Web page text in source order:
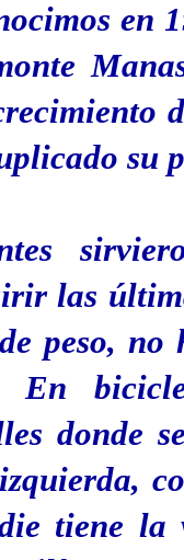
en
su
las
peso, no
En
donde
tiene la